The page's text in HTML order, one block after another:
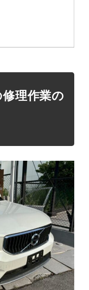
理作業の